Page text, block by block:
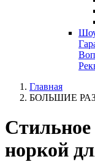
Главная
БОЛЬШИЕ
Стильное
норкой